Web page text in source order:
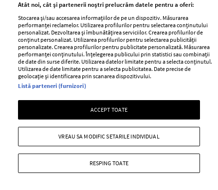
O toamna military – cele mai cool si
accesibile piese vestimentare si
20 noiembrie 2015
Intra in rand cu tendinta military, dar nu varianta deja
ultra-folosita de kaki-uri, ci pe cea derivata din
uniformele de ofiteri! Ingredientele obligatorii? Jacheta
cu doua randuri de nasturi aurii, basca din fetru si
Atât noi, cât și partenerii noștri prelucrăm datele pentru a oferi:
Stocarea și/sau accesarea informațiilor de pe un dispozitiv. Măsurarea
performanței reclamelor. Utilizarea profilurilor pentru selectarea conținutului
personalizat. Dezvoltarea și îmbunătățirea serviciilor. Crearea profilurilor de
conținut personalizat. Utilizarea profilurilor pentru selectarea publicității
personalizate. Crearea profilurilor pentru publicitate personalizată. Măsurarea
performanței conținutului. Înțelegerea publicului prin statistici sau combinații
de date din surse diferite. Utilizarea datelor limitate pentru a selecta conținutul.
Utilizarea de date limitate pentru a selecta publicitatea. Date precise de
geolocație și identificarea prin scanarea dispozitivului.
Listă parteneri (furnizori)
ACCEPT TOATE
RESPING TOATE
VREAU SA MODIFIC SETARILE INDIVIDUAL